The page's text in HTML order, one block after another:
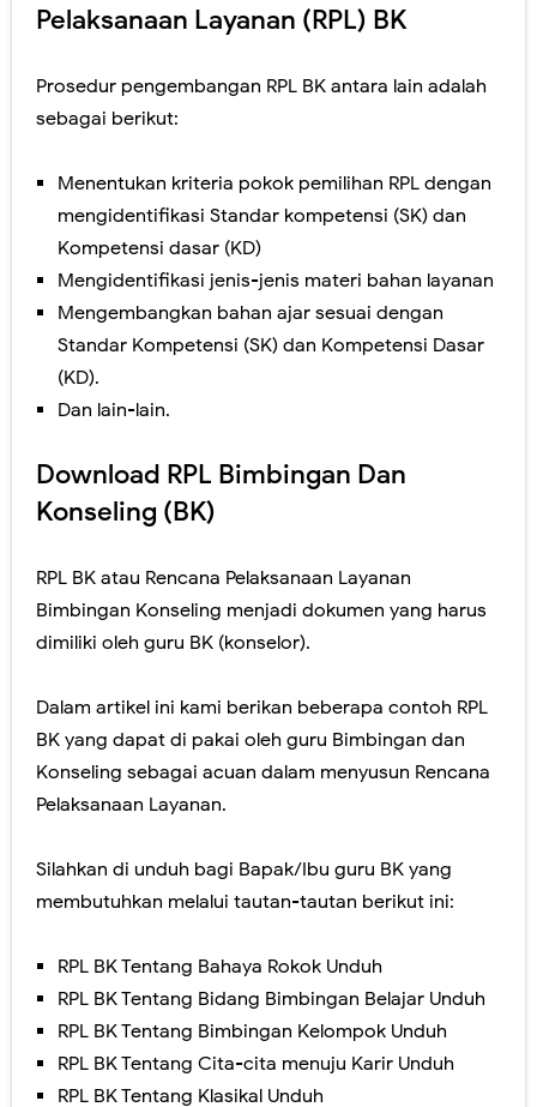
Pelaksanaan Layanan (RPL) BK
Prosedur pengembangan RPL BK antara lain adalah
sebagai berikut:
Menentukan kriteria pokok pemilihan RPL dengan
mengidentifikasi Standar kompetensi (SK) dan
Kompetensi dasar (KD)
Mengidentifikasi jenis-jenis materi bahan layanan
Mengembangkan bahan ajar sesuai dengan
Standar Kompetensi (SK) dan Kompetensi Dasar
(KD).
Dan lain-lain.
Download RPL Bimbingan Dan
Konseling (BK)
RPL BK atau Rencana Pelaksanaan Layanan
Bimbingan Konseling menjadi dokumen yang harus
dimiliki oleh guru BK (konselor).
Dalam artikel ini kami berikan beberapa contoh RPL
BK yang dapat di pakai oleh guru Bimbingan dan
Konseling sebagai acuan dalam menyusun Rencana
Pelaksanaan Layanan.
Silahkan di unduh bagi Bapak/Ibu guru BK yang
membutuhkan melalui tautan-tautan berikut ini:
RPL BK Tentang Bahaya Rokok Unduh
RPL BK Tentang Bidang Bimbingan Belajar Unduh
RPL BK Tentang Bimbingan Kelompok Unduh
RPL BK Tentang Cita-cita menuju Karir Unduh
RPL BK Tentang Klasikal Unduh